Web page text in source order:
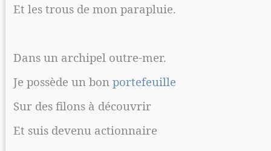
Et les trous de mon parapluie.
Dans un archipel outre-mer.
Je possède un bon portefeuille
Sur des filons à découvrir
Et suis devenu actionnaire